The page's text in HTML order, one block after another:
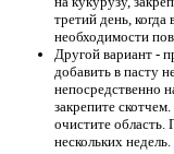
третий день,
необходимости
Другой вариант -
добавить в пасту
непосредственно
закрепите
очистите область.
нескольких недель.